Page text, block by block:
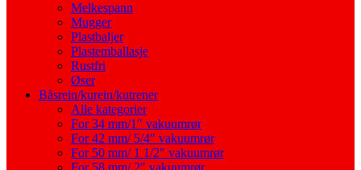
Melkespann
Mugger
Plastbaljer
Plastemballasje
Rustfri
Øser
Båsrein/kurein/kutrener
Alle kategorier
For 34 mm/1″ vakuumrør
For 42 mm/ 5/4″ vakuumrør
For 50 mm/ 1 1/2″ vakuumrør
For 58 mm/ 2″ vakuumrør